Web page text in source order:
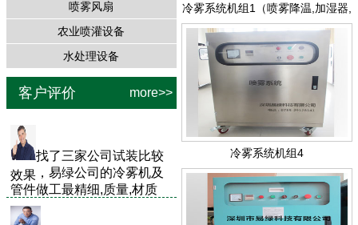
喷雾风扇
农业喷灌设备
水处理设备
客户评价 more>>
冷雾系统机组1（喷雾降温,加湿器,
雾森,冷雾机,人造雾）
冷雾系统机组4